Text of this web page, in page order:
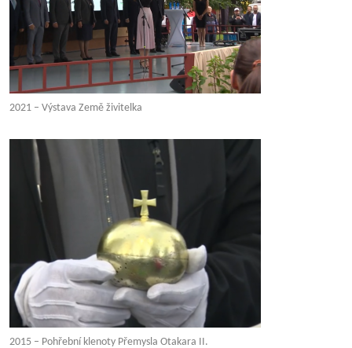
2021 – Výstava Země živitelka
2015 – Pohřební klenoty Přemysla Otakara II.